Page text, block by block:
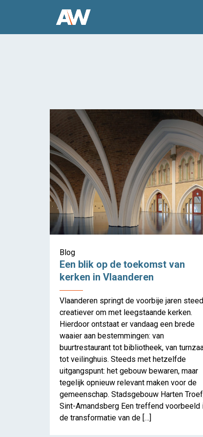
Een
Blog
Een blik op de toekomst van
kerken in Vlaanderen
Vlaanderen springt de voorbije jaren
creatiever om met leegstaande kerken.
Hierdoor ontstaat er vandaag een brede
waaier aan bestemmingen: van
buurtrestaurant tot bibliotheek, van
tot veilinghuis. Steeds met hetzelfde
uitgangspunt: het gebouw bewaren, maar
tegelijk opnieuw relevant maken voor de
gemeenschap. Stadsgebouw Harten
Sint-Amandsberg Een treffend voorbeeld
de transformatie van de […]